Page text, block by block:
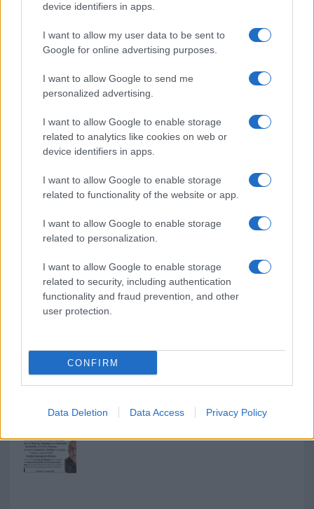
device identifiers in apps.
I want to allow my user data to be sent to
Google for online advertising purposes.
I want to allow Google to send me
personalized advertising.
I want to allow Google to enable storage
related to analytics like cookies on web or
device identifiers in apps.
I want to allow Google to enable storage
related to functionality of the website or app.
I want to allow Google to enable storage
related to personalization.
I want to allow Google to enable storage
related to security, including authentication
functionality and fraud prevention, and other
user protection.
CONFIRM
Data Deletion Data Access Privacy Policy
Paolo Pinna
Martina Agostina Diturco
I nostri cari
I nostri cari
I nostri cari